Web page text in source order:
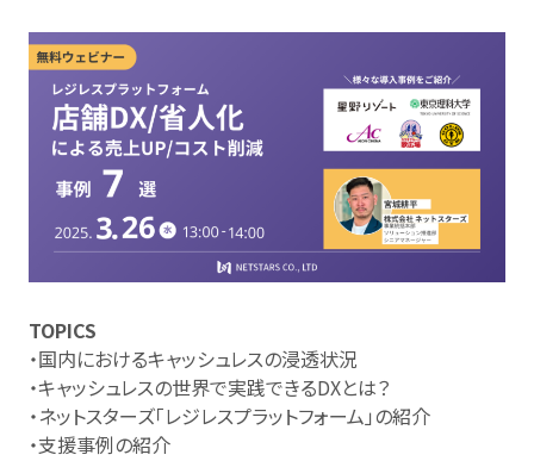
TOPICS
・国内におけるキャッシュレスの浸透状況
・キャッシュレスの世界で実践できるDXとは？
・ネットスターズ「レジレスプラットフォーム」の紹介
・支援事例の紹介